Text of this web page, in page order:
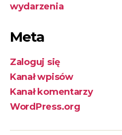
wydarzenia
Meta
Zaloguj się
Kanał wpisów
Kanał komentarzy
WordPress.org